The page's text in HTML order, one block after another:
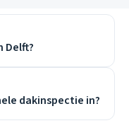
Delft?
dakinspectie in?